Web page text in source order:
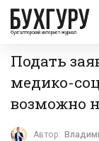
бухгалтерский интернет-журнал
Подать
медико-
возможно
Автор: